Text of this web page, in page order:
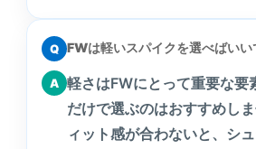
Q FWは軽いスパイクを選べばいい
A 軽さはFWにとって重要な要
だけで選ぶのはおすすめし
ィット感が合わないと、シ